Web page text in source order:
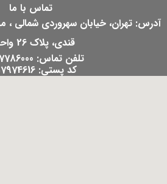
تماس با ما
آدرس: تهران، خیابان سهروردی شمالی ،
قندی، پلاک 26 واحد 4
تلفن تماس: 47786000-021
کد پستی: 1557974616